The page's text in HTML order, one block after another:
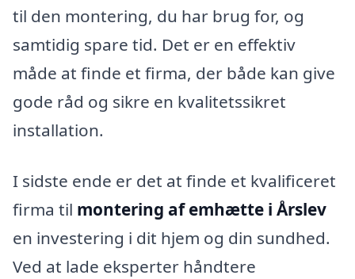
til den montering, du har brug for, og
samtidig spare tid. Det er en effektiv
måde at finde et firma, der både kan give
gode råd og sikre en kvalitetssikret
installation.
I sidste ende er det at finde et kvalificeret
firma til montering af emhætte i Årslev
en investering i dit hjem og din sundhed.
Ved at lade eksperter håndtere